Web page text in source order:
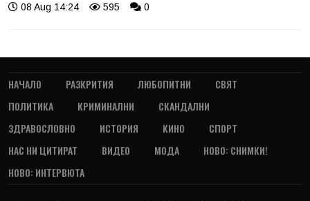
08 Aug 14:24 595 0
НАЧАЛО РАЗКРИТИЯ ЛЮБОПИТНИ
СВЯТ
ПОЛИТИКА
КРИМИНАЛНИ
СКАНДАЛНИ
ЗДРАВОСЛОВНО
ИСТОРИЯ КИНО
СПОРТ
НАС НИ ЦИТИРАТ
ВИДЕО МОДА
НОВО: СНИМКИ!
НОВО: ИНТЕРВЮТА